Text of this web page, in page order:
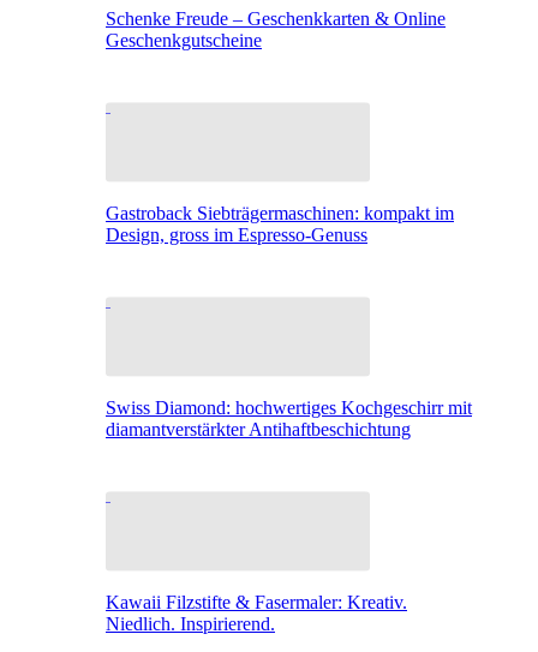
Schenke Freude – Geschenkkarten & Online
Geschenkgutscheine
Gastroback Siebträgermaschinen: kompakt im
Design, gross im Espresso-Genuss
Swiss Diamond: hochwertiges Kochgeschirr mit
diamantverstärkter Antihaftbeschichtung
Kawaii Filzstifte & Fasermaler: Kreativ.
Niedlich. Inspirierend.